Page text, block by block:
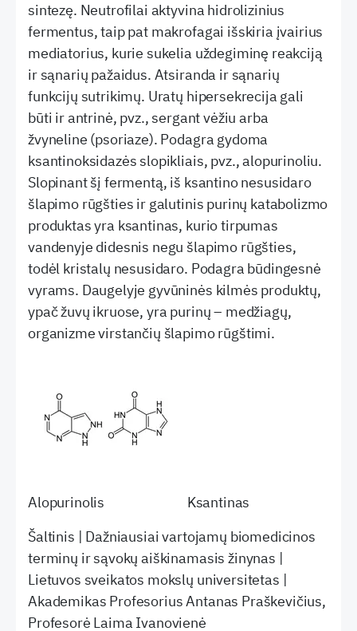
sintezę. Neutrofilai aktyvina hidrolizinius
fermentus, taip pat makrofagai išskiria įvairius
mediatorius, kurie sukelia uždegiminę reakciją
ir sąnarių pažaidus. Atsiranda ir sąnarių
funkcijų sutrikimų. Uratų hipersekrecija gali
būti ir antrinė, pvz., sergant vėžiu arba
žvyneline (psoriaze). Podagra gydoma
ksantinoksidazės slopikliais, pvz., alopurinoliu.
Slopinant šį fermentą, iš ksantino nesusidaro
šlapimo rūgšties ir galutinis purinų katabolizmo
produktas yra ksantinas, kurio tirpumas
vandenyje didesnis negu šlapimo rūgšties,
todėl kristalų nesusidaro. Podagra būdingesnė
vyrams. Daugelyje gyvūninės kilmės produktų,
ypač žuvų ikruose, yra purinų – medžiagų,
organizme virstančių šlapimo rūgštimi.
Alopurinolis Ksantinas
Šaltinis | Dažniausiai vartojamų biomedicinos
terminų ir sąvokų aiškinamasis žinynas |
Lietuvos sveikatos mokslų universitetas |
Akademikas Profesorius Antanas Praškevičius,
Profesorė Laima Ivanovienė